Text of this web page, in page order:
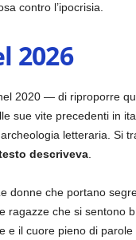
contro l’ipocrisia.
2026
2020 — di riproporre
sue vite precedenti in
letteraria. Si
descriveva.
donne che portano
che si sentono
il cuore pieno di